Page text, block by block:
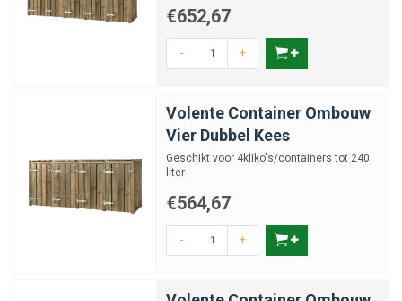
€652,67
- +
Volente Container Ombouw
Vier Dubbel Kees
Geschikt voor 4kliko's/containers tot 240
liter
€564,67
- +